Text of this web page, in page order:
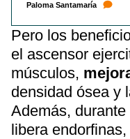
Paloma Santamaría
Pero los
el ascensor
músculos,
densidad ósea y
Además,
libera